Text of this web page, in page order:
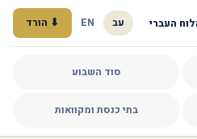
סוד השבוע
בתי כנסת ומקוואות
עב EN ⬇ הורד